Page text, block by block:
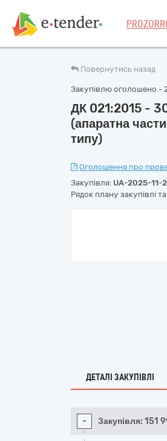
Повернутись назад
Закупівлю оголошено -
ДК 021:2015 -
(апаратна
типу)
Оголошення про
Закупівля: UA-2025-11-
Рядок плану закупівлі
ДЕТАЛІ ЗАКУПІВЛІ
- Закупівля: 151